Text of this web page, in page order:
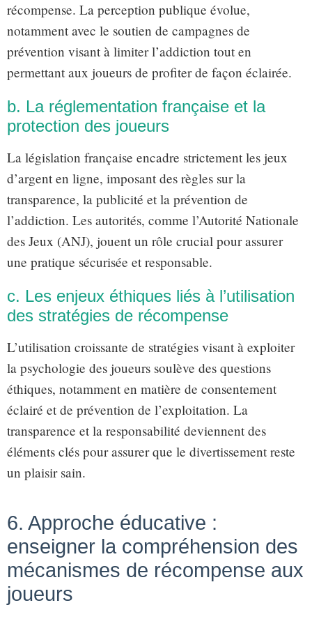
récompense. La perception publique évolue,
notamment avec le soutien de campagnes de
prévention visant à limiter l’addiction tout en
permettant aux joueurs de profiter de façon éclairée.
b. La réglementation française et la
protection des joueurs
La législation française encadre strictement les jeux
d’argent en ligne, imposant des règles sur la
transparence, la publicité et la prévention de
l’addiction. Les autorités, comme l’Autorité Nationale
des Jeux (ANJ), jouent un rôle crucial pour assurer
une pratique sécurisée et responsable.
c. Les enjeux éthiques liés à l’utilisation
des stratégies de récompense
L’utilisation croissante de stratégies visant à exploiter
la psychologie des joueurs soulève des questions
éthiques, notamment en matière de consentement
éclairé et de prévention de l’exploitation. La
transparence et la responsabilité deviennent des
éléments clés pour assurer que le divertissement reste
un plaisir sain.
6. Approche éducative :
enseigner la compréhension des
mécanismes de récompense aux
joueurs